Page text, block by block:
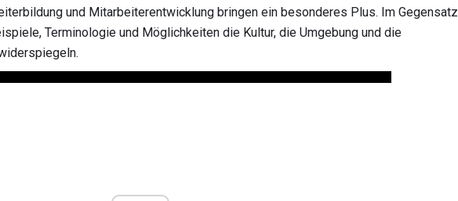
und Mitarbeiterentwicklung bringen ein besonderes Plus. Im Gegensatz
Terminologie und Möglichkeiten die Kultur, die Umgebung und die